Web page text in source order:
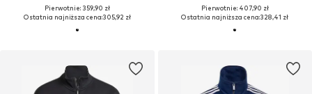
Pierwotnie: 359,90 zł
Ostatnia najniższa cena:305,92 zł
Pierwotnie: 407,90 zł
Ostatnia najniższa cena:328,41 zł